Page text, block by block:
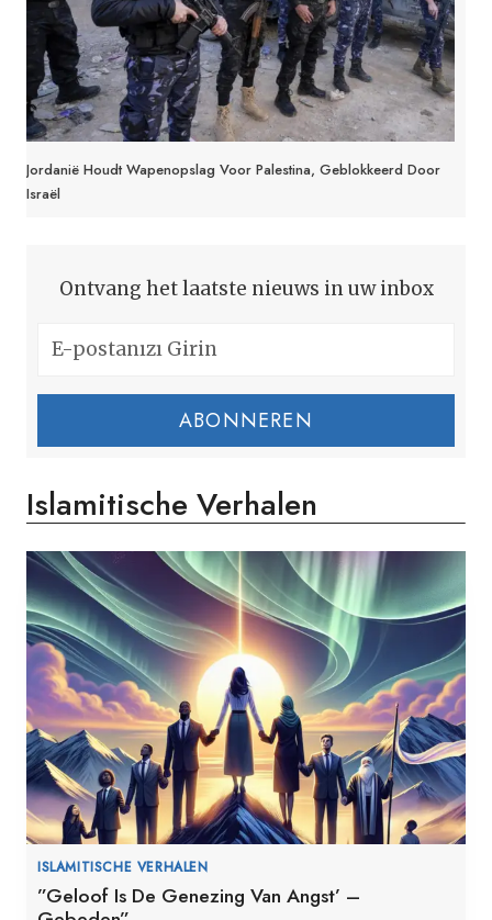
Jordanië Houdt Wapenopslag Voor Palestina, Geblokkeerd Door
Israël
Ontvang het laatste nieuws in uw inbox
ABONNEREN
Islamitische Verhalen
ISLAMITISCHE VERHALEN
”Geloof Is De Genezing Van Angst’ –